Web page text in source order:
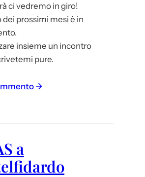
ci vedremo in giro!
dei prossimi mesi è in
insieme un incontro
pure.
→
o
a